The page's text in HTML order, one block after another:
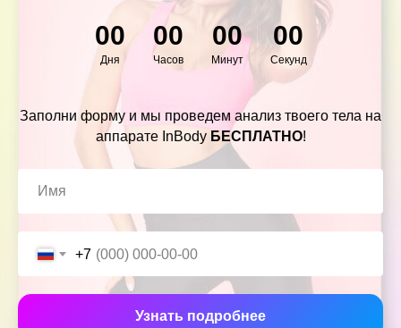
00
Дня
00
Часов
00
Минут
00
Секунд
Заполни форму и мы проведем анализ твоего тела на
аппарате InBody БЕСПЛАТНО!
+7
Узнать подробнее